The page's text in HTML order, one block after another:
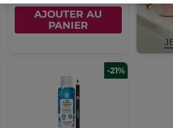
AJOUTER AU
PANIER
-21%